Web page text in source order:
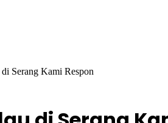
Serang Kami Respon